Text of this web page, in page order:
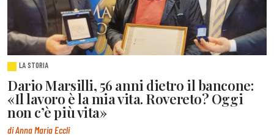
LA STORIA
Dario Marsilli, 56 anni dietro il bancone:
«Il lavoro è la mia vita. Rovereto? Oggi
non c’è più vita»
di Anna Maria Eccli